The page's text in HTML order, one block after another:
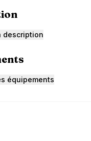
description
équipements